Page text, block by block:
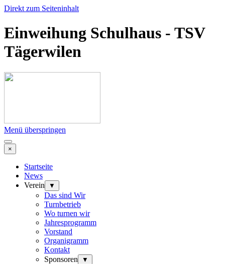
Direkt zum Seiteninhalt
Einweihung Schulhaus - TSV
Tägerwilen
Menü überspringen
×
Startseite
News
Verein
▼
Das sind Wir
Turnbetrieb
Wo turnen wir
Jahresprogramm
Vorstand
Organigramm
Kontakt
Sponsoren
▼